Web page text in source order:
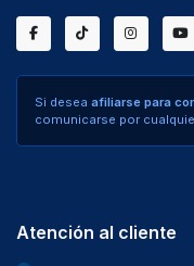
Si desea afiliarse para
comunicarse por
Atención al cliente